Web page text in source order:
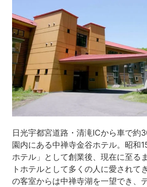
日光宇都宮道路・清滝ICから車で約
園内にある中禅寺金谷ホテル。昭和
ホテル」として創業後、現在に至る
トホテルとして多くの人に愛されて
の客室からは中禅寺湖を一望でき、